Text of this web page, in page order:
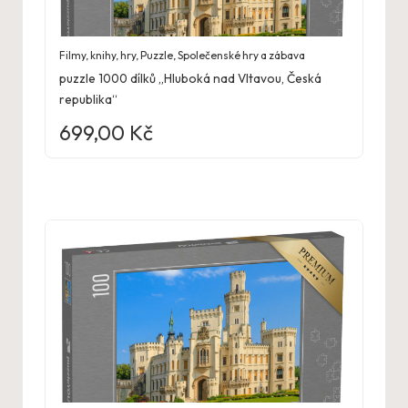
Filmy, knihy, hry,Puzzle ,Společenské hry a zábava
puzzle 1000 dílků „Hluboká nad Vltavou, Česká
republika“
699,00 Kč